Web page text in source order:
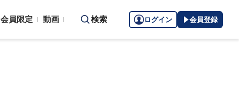
会員限定 動画 検索 ログイン 会員登録